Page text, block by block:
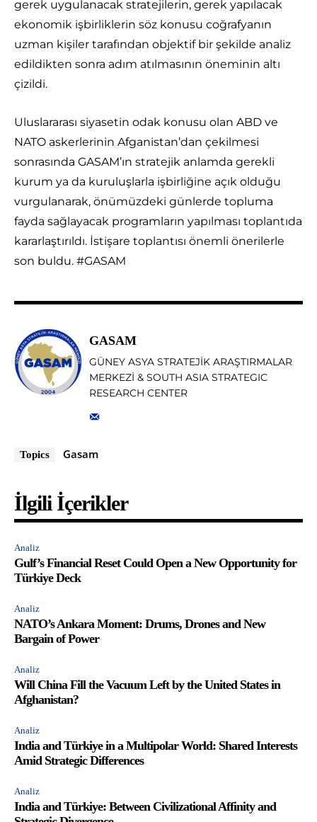
gerek uygulanacak stratejilerin, gerek yapılacak
ekonomik işbirliklerin söz konusu coğrafyanın
uzman kişiler tarafından objektif bir şekilde analiz
edildikten sonra adım atılmasının öneminin altı
çizildi.
Uluslararası siyasetin odak konusu olan ABD ve
NATO askerlerinin Afganistan’dan çekilmesi
sonrasında GASAM’ın stratejik anlamda gerekli
kurum ya da kuruluşlarla işbirliğine açık olduğu
vurgulanarak, önümüzdeki günlerde topluma
fayda sağlayacak programların yapılması toplantıda
kararlaştırıldı. İstişare toplantısı önemli önerilerle
son buldu. #GASAM
GASAM
GÜNEY ASYA STRATEJİK ARAŞTIRMALAR
MERKEZİ & SOUTH ASIA STRATEGIC
RESEARCH CENTER
Topics Gasam
İlgili İçerikler
Analiz
Gulf’s Financial Reset Could Open a New Opportunity for
Türkiye Deck
Analiz
NATO’s Ankara Moment: Drums, Drones and New
Bargain of Power
Analiz
Will China Fill the Vacuum Left by the United States in
Afghanistan?
Analiz
India and Türkiye in a Multipolar World: Shared Interests
Amid Strategic Differences
Analiz
India and Türkiye: Between Civilizational Affinity and